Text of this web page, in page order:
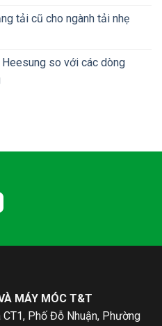
tải cũ cho ngành tải nhẹ
so với các dòng
MÁY MÓC T&T
CT1, Phố Đỗ Nhuận, Phường